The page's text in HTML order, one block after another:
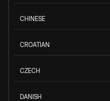
CHINESE
CROATIAN
CZECH
DANISH